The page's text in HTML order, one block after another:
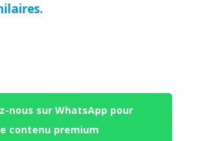
nous sur WhatsApp pour
contenu premium